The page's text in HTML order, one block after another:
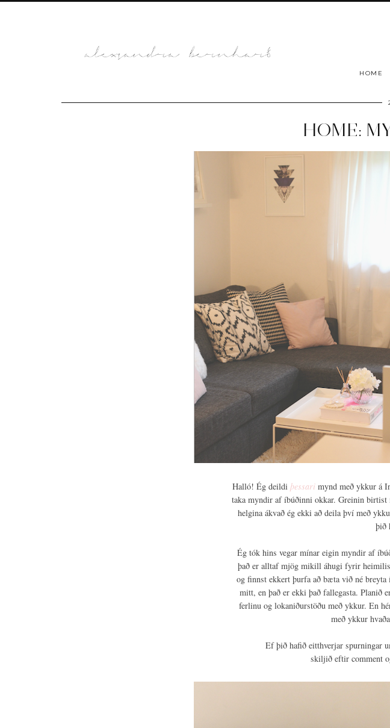
HOME
HOME:
Halló! Ég deildi þessarimynd með ykkur á
taka myndir af íbúðinni okkar. Greinin
helgina ákvað ég ekki að deila því með
þið
Ég tók hins vegar mínar eigin myndir af
það er alltaf mjög mikill áhugi fyrir
og finnst ekkert þurfa að bæta við né
mitt, en það er ekki það fallegasta. Planið
ferlinu og lokaniðurstöðu með ykkur. En
með ykkur
Ef þið hafið eitthverjar spurningar
skiljið eftir comment